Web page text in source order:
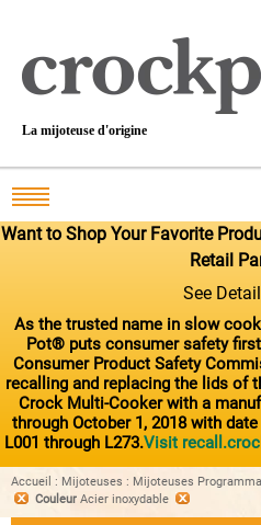
La mijoteuse d'origine
Want to Shop Your Favorite
Retail
See
As the trusted name in slow
Pot® puts consumer safety
Consumer Product Safety
recalling and replacing the lids of
Crock Multi-Cooker with a
through October 1, 2018 with
L001 through L273.Visit
Accueil : Mijoteuses : Mijoteuses
Couleur Acier inoxydable